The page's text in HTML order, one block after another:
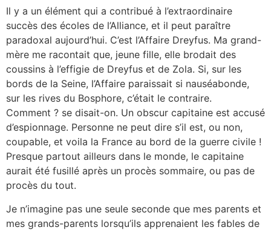
Il y a un élément qui a contribué à l’extraordinaire
succès des écoles de l’Alliance, et il peut paraître
paradoxal aujourd’hui. C’est l’Affaire Dreyfus. Ma grand-
mère me racontait que, jeune fille, elle brodait des
coussins à l’effigie de Dreyfus et de Zola. Si, sur les
bords de la Seine, l’Affaire paraissait si nauséabonde,
sur les rives du Bosphore, c’était le contraire.
Comment ? se disait-on. Un obscur capitaine est accusé
d’espionnage. Personne ne peut dire s’il est, ou non,
coupable, et voila la France au bord de la guerre civile !
Presque partout ailleurs dans le monde, le capitaine
aurait été fusillé après un procès sommaire, ou pas de
procès du tout.
Je n’imagine pas une seule seconde que mes parents et
mes grands-parents lorsqu’ils apprenaient les fables de